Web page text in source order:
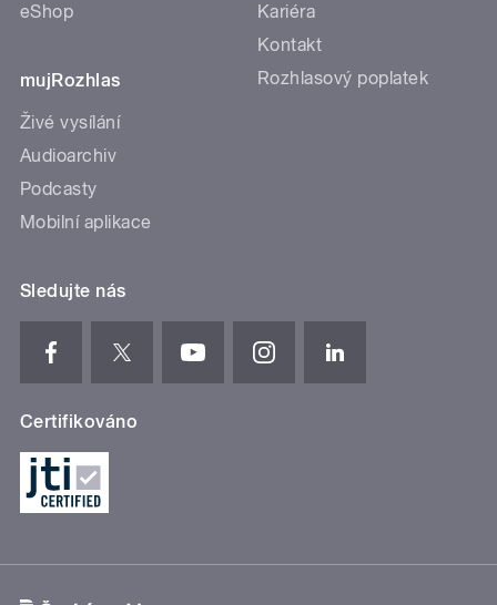
eShop
mujRozhlas
Živé vysílání
Audioarchiv
Podcasty
Mobilní aplikace
Kariéra
Kontakt
Rozhlasový poplatek
Sledujte nás
Certifikováno